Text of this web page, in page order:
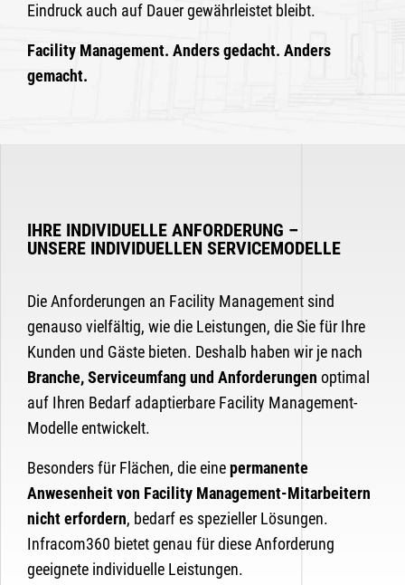
Eindruck auch auf Dauer gewährleistet bleibt.
Facility Management. Anders gedacht. Anders
gemacht.
IHRE INDIVIDUELLE ANFORDERUNG –
UNSERE INDIVIDUELLEN SERVICEMODELLE
Die Anforderungen an Facility Management sind
genauso vielfältig, wie die Leistungen, die Sie für Ihre
Kunden und Gäste bieten. Deshalb haben wir je nach
Branche, Serviceumfang und Anforderungen optimal
auf Ihren Bedarf adaptierbare Facility Management-
Modelle entwickelt.
Besonders für Flächen, die einepermanente
Anwesenheit von Facility Management-Mitarbeitern
nicht erfordern, bedarf es spezieller Lösungen.
Infracom360 bietet genau für diese Anforderung
geeignete individuelle Leistungen.